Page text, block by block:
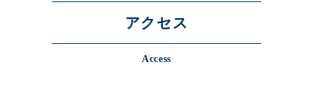
アクセス
Access